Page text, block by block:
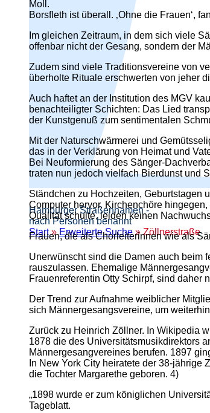
Hamburger Straßennamen -
nach Personen benannt
Start»Erweiterte Suche» Zöllnerstraße
Moll.
Borsfleth ist überall. ‚Ohne die Frauen‘,
Im gleichen Zeitraum, in dem sich viele
offenbar nicht der Gesang, sondern der
Zudem sind viele Traditionsvereine von
überholte Rituale erschwerten von jeher
Auch haftet an der Institution des MGV
benachteiligter Schichten: Das Lied
der Kunstgenuß zum sentimentalen
Mit der Naturschwärmerei und
das in der Verklärung von Heimat und
Bei Neuformierung des Sänger-
traten nun jedoch vielfach Bierdunst und
Ständchen zu Hochzeiten, Geburtstagen
Computer hervor. Kirchenchöre
Qualität schulte, leiden keinen
Frauen, die als Chorleiterinnen wie als
Unerwünscht sind die Damen auch beim
rauszulassen. Ehemalige
Frauenreferentin Otty Schirpf, sind daher
Der Trend zur Aufnahme weiblicher
sich Männergesangsvereine, um
Zurück zu Heinrich Zöllner. In Wikipedia
1878 die des Universitätsmusikdirektors
Männergesangvereines berufen. 1897
In New York City heiratete der 38-
die Tochter Margarethe geboren. 4)
„1898 wurde er zum königlichen
Tageblatt.